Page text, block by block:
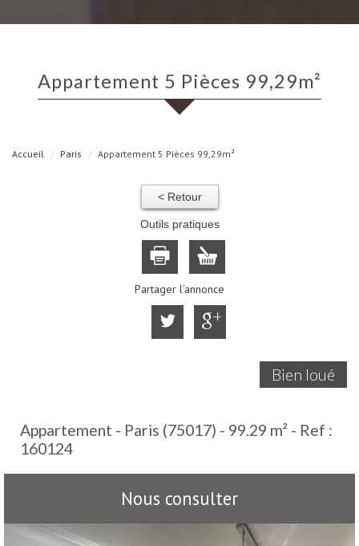
Appartement 5 Pièces 99,29m²
Accueil Paris Appartement 5 Pièces 99,29m²
< Retour
Outils pratiques
Partager l'annonce
Bien loué
Appartement - Paris (75017) - 99.29 m² - Ref :
160124
Nous consulter